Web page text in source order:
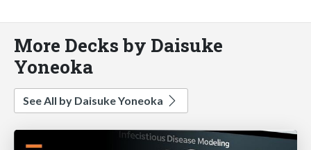
More Decks by Daisuke
Yoneoka
See All by Daisuke Yoneoka